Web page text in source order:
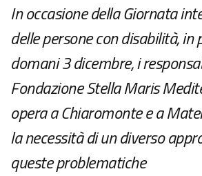
In occasione della Giornata
delle persone con disabilità,
domani 3 dicembre, i
Fondazione Stella Maris
opera a Chiaromonte e a
la necessità di un diverso
queste problematiche